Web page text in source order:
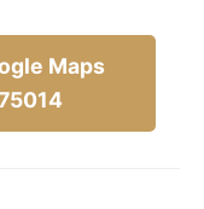
Maps